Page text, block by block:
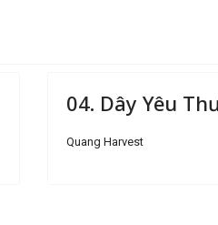
04. Dây Yêu
Quang Harvest